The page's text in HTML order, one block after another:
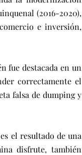
(2016-2020),
e inversión,
fue destacada en un
correctamente el
falsa de dumping y
el resultado de una
disfrute, también